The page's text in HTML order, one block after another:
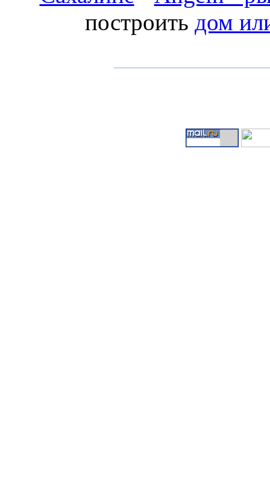
построить дом